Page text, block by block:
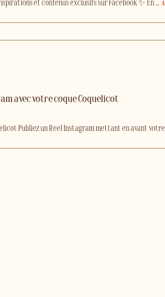
et contenus exclusifs sur Facebook ✨ En…
avec votre coque Coquelicot
Publiez un Reel Instagram mettant en avant votre